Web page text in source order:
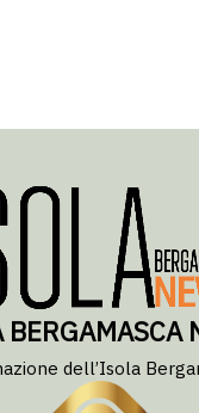
BERGAMASCA
dell’Isola